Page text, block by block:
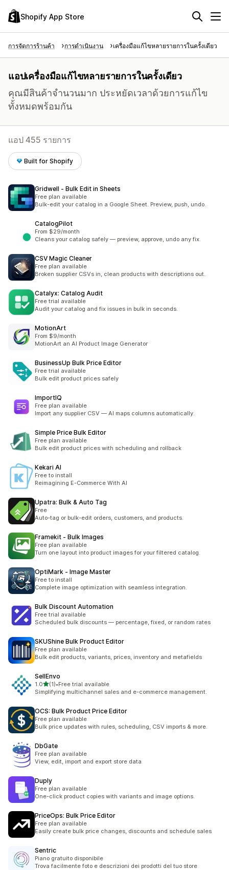
Shopify App Store
การจัดการร้านค้า การดำเนินงาน เครื่องมือแก้ไขหลายรายการในครั้งเดียว
แอปเครื่องมือแก้ไขหลายรายการในครั้งเดียว
คุณมีสินค้าจำนวนมาก ประหยัดเวลาด้วยการแก้ไข
ทั้งหมดพร้อมกัน
แอป 455 รายการ
Built for Shopify
Gridwell ‑ Bulk Edit in Sheets
Free plan available
Bulk-edit your catalog in a Google Sheet. Preview, push, undo.
CatalogPilot
From $29/month
Cleans your catalog safely — preview, approve, undo any fix.
CSV Magic Cleaner
Free plan available
Broken supplier CSVs in, clean products with descriptions out.
Catalyx: Catalog Audit
Free trial available
Audit your catalog and fix issues in bulk in seconds.
MotionArt
From $9/month
MotionArt an AI Product Image Generator
BusinessUp Bulk Price Editor
Free trial available
Bulk edit product prices safely
ImportIQ
Free plan available
Import any supplier CSV — AI maps columns automatically.
Simple Price Bulk Editor
Free plan available
Bulk edit product prices with scheduling and rollback
Kekari AI
Free to install
Reimagining E-Commerce With AI
Upatra: Bulk & Auto Tag
Free
Auto-tag or bulk-edit orders, customers, and products.
Framekit ‑ Bulk Images
Free plan available
Turn one layout into product images for your filtered catalog.
OptiMark ‑ Image Master
Free to install
Complete image optimization with seamless integration.
Bulk Discount Automation
Free trial available
Scheduled bulk discounts — percentage, fixed, or random rates
SKUShine Bulk Product Editor
Free plan available
Bulk edit products, variants, prices, inventory and metafields
SellEnvo
1.0เต็ม 5 ดาว
(1)
ทั้งหมด 1 รีวิว
•Free trial available
Simplifying multichannel sales and e-commerce management.
OCS: Bulk Product Price Editor
Free plan available
Bulk price updates with rules, scheduling, CSV imports & more.
DbGate
Free plan available
View, edit, import and export store data
Duply
Free plan available
One-click product copies with variants and image options.
PriceOps: Bulk Price Editor
Free plan available
Easily create bulk price changes, discounts and schedule sales
Sentric
Piano gratuito disponibile
Trova facilmente foto e descrizioni dei prodotti del tuo store